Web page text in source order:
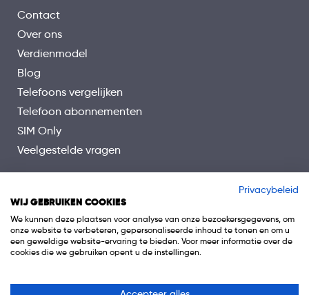
Contact
Over ons
Verdienmodel
Blog
Telefoons vergelijken
Telefoon abonnementen
SIM Only
Veelgestelde vragen
Privacybeleid
WIJ GEBRUIKEN COOKIES
We kunnen deze plaatsen voor analyse van onze bezoekersgegevens, om
onze website te verbeteren, gepersonaliseerde inhoud te tonen en om u
een geweldige website-ervaring te bieden. Voor meer informatie over de
cookies die we gebruiken opent u de instellingen.